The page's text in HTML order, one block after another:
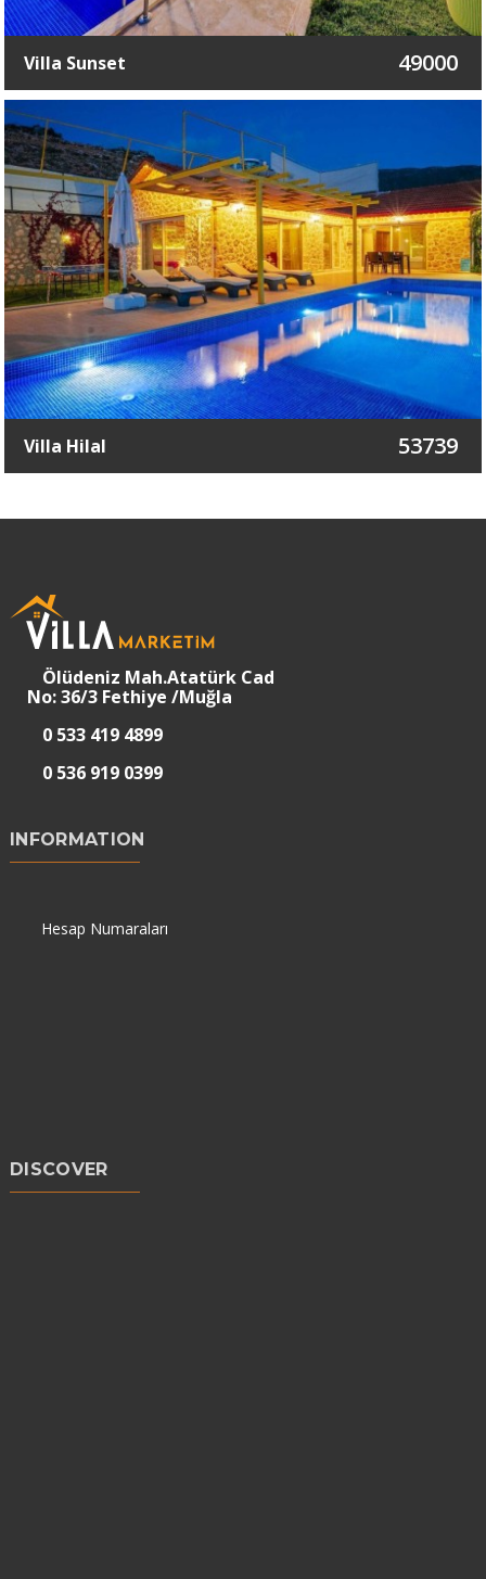
Villa Sunset 49000
Villa Hilal 53739
Ölüdeniz Mah.Atatürk Cad
No: 36/3 Fethiye /Muğla
0 533 419 4899
0 536 919 0399
INFORMATION
Hesap Numaraları
DISCOVER